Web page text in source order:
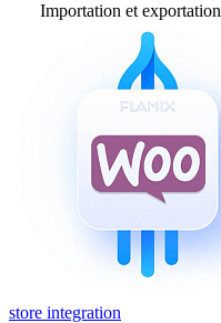
Importation et exportation
store integration